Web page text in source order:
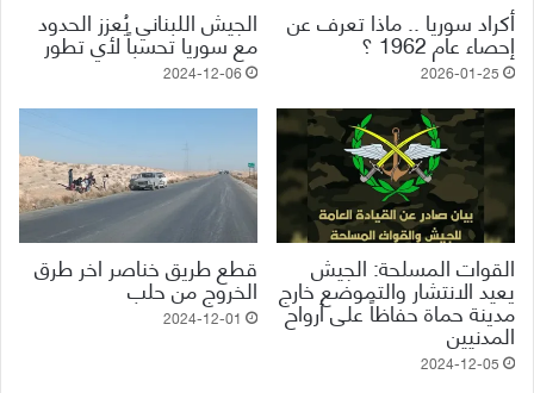
أكراد سوريا .. ماذا تعرف عن
إحصاء عام 1962 ؟
2026-01-25
الجيش اللبناني يُعزز الحدود
مع سوريا تحسباً لأي تطور
2024-12-06
القوات المسلحة: الجيش
يعيد الانتشار والتموضع خارج
مدينة حماة حفاظاً على أرواح
المدنيين
2024-12-05
قطع طريق خناصر اخر طرق
الخروج من حلب
2024-12-01